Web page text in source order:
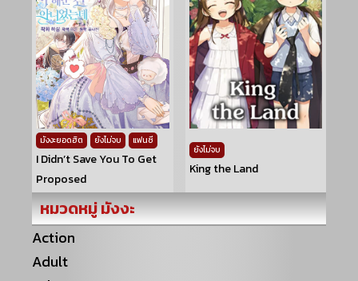
มังงะยอดฮิต ยังไม่จบ แฟนซี
I Didn’t Save You To Get
Proposed
ยังไม่จบ
King the Land
หมวดหมู่ มังงะ
Action
Adult